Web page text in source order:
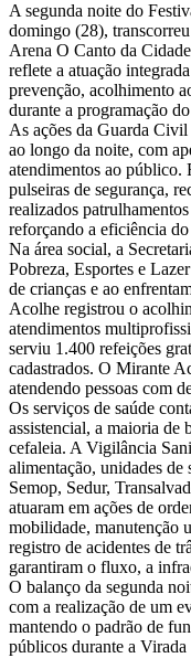
A segunda noite do
domingo (28),
Arena O Canto da
reflete a atuação
prevenção, acolhimento
durante a programação
As ações da Guarda
ao longo da noite, com
atendimentos ao público.
pulseiras de segurança,
realizados
reforçando a eficiência
Na área social, a
Pobreza, Esportes e
de crianças e ao
Acolhe registrou o
atendimentos
serviu 1.400 refeições
cadastrados. O Mirante
atendendo pessoas com
Os serviços de saúde
assistencial, a maioria de
cefaleia. A Vigilância
alimentação, unidades de
Semop, Sedur,
atuaram em ações de
mobilidade, manutenção
registro de acidentes de
garantiram o fluxo, a
O balanço da segunda
com a realização de um
mantendo o padrão de
públicos durante a Virada